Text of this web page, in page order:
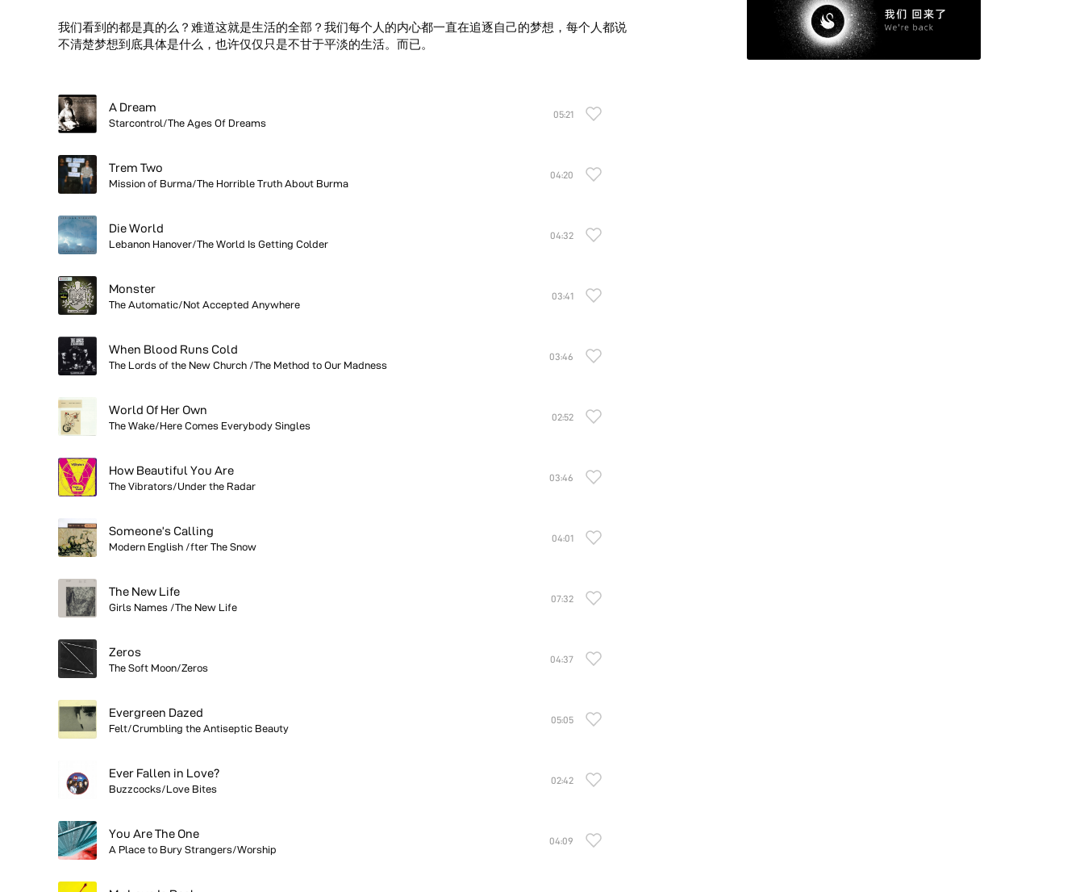
我们看到的都是真的么？难道这就是生活的全部？我们每个人的内心都一直在追逐自己的梦想，每个人都说
不清楚梦想到底具体是什么，也许仅仅只是不甘于平淡的生活。而已。
A Dream
Starcontrol/The Ages Of Dreams
05:21
Trem Two
Mission of Burma/The Horrible Truth About Burma
04:20
Die World
Lebanon Hanover/The World Is Getting Colder
04:32
Monster
The Automatic/Not Accepted Anywhere
03:41
When Blood Runs Cold
The Lords of the New Church /The Method to Our Madness
03:46
World Of Her Own
The Wake/Here Comes Everybody Singles
02:52
How Beautiful You Are
The Vibrators/Under the Radar
03:46
Someone’s Calling
Modern English /fter The Snow
04:01
The New Life
Girls Names /The New Life
07:32
Zeros
The Soft Moon/Zeros
04:37
Evergreen Dazed
Felt/Crumbling the Antiseptic Beauty
05:05
Ever Fallen in Love?
Buzzcocks/Love Bites
02:42
You Are The One
A Place to Bury Strangers/Worship
04:09